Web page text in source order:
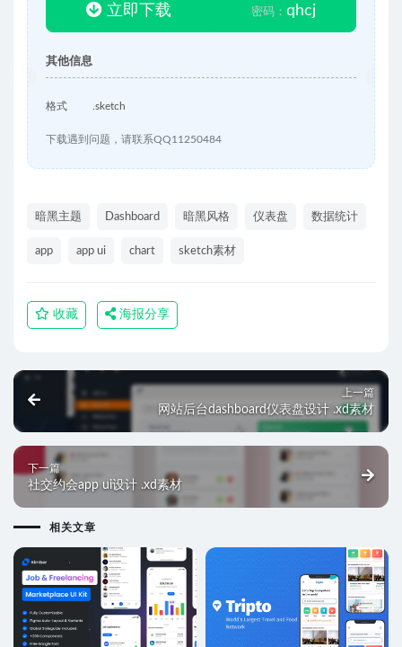
立即下载 密码： qhcj
其他信息
格式 .sketch
下载遇到问题，请联系QQ11250484
暗黑主题 Dashboard 暗黑风格 仪表盘 数据统计
app app ui chart sketch素材
收藏 海报分享
上一篇
网站后台dashboard仪表盘设计 .xd素材
下一篇
社交约会app ui设计 .xd素材
相关文章